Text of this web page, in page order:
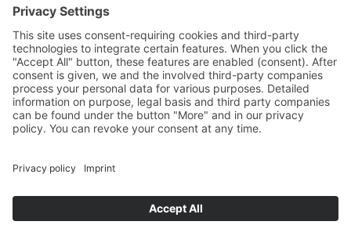
Newsletter abbonarsi
E-mail (repetition)*
I agree to not receive anything*
indirizzo E-mail
abbonarsi
Disdire in qualsiasi momento >Newsletter